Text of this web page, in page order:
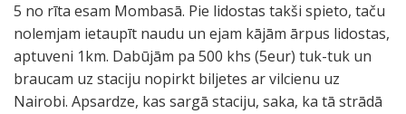
5 no rīta esam Mombasā. Pie lidostas takši spieto, taču
nolemjam ietaupīt naudu un ejam kājām ārpus lidostas,
aptuveni 1km. Dabūjām pa 500 khs (5eur) tuk-tuk un
braucam uz staciju nopirkt biljetes ar vilcienu uz
Nairobi. Apsardze, kas sargā staciju, saka, ka tā strādā